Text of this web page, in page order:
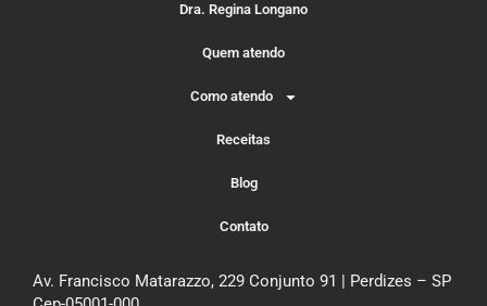
Dra. Regina Longano
Quem atendo
Como atendo
Receitas
Blog
Contato
Av. Francisco Matarazzo, 229 Conjunto 91 | Perdizes – SP